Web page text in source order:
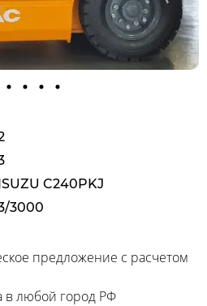
C240PKJ
3000
предложение с расчетом
в любой город РФ